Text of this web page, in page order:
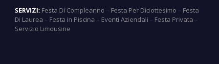
SERVIZI: Festa Di Compleanno – Festa Per Diciottesimo – Festa
Di Laurea – Festa in Piscina – Eventi Aziendali – Festa Privata –
Servizio Limousine